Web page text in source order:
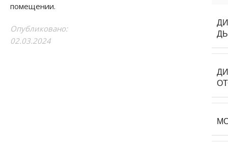
помещении.
Опубликовано:
02.03.2024